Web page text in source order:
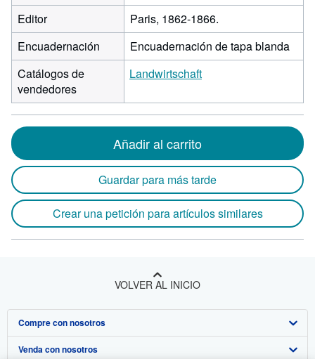
Editor
Paris, 1862-1866.
Encuadernación
Encuadernación de tapa blanda
Catálogos de
vendedores
Landwirtschaft
Añadir al carrito
Guardar para más tarde
Crear una petición para artículos similares
VOLVER AL INICIO
Compre con nosotros
Búsqueda avanzada
Venda con nosotros